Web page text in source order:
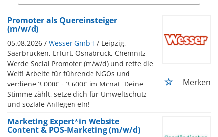
Promoter als Quereinsteiger
(m/w/d)
05.08.2026 / Wesser GmbH / Leipzig,
Saarbrücken, Erfurt, Osnabrück, Chemnitz
Werde Social Promoter (m/w/d) und rette die
Welt! Arbeite für führende NGOs und
verdiene 3.000€ - 3.600€ im Monat. Deine
Stimme zählt, setze dich für Umweltschutz
und soziale Anliegen ein!
Merken
Marketing Expert*in Website
Content & POS-Marketing (m/w/d)